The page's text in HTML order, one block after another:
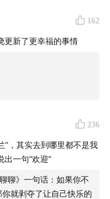
《如果你不甘平凡，
Of Forgotten
162
更新了更幸福的事情
236
”，其实去到哪里都不是我
一句“欢迎”
聊》一句话：如果你不
就剥夺了让自己快乐的